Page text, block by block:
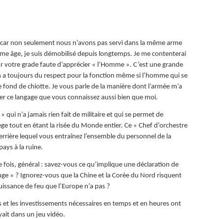
non seulement nous n’avons pas servi dans la même arme
âge, je suis démobilisé depuis longtemps. Je me contenterai
grade faute d’apprécier « l’Homme ». C’est une grande
a toujours du respect pour la fonction même si l’homme qui se
de chiotte. Je vous parle de la manière dont l’armée m’a
ce langage que vous connaissez aussi bien que moi.
qui n’a jamais rien fait de militaire et qui se permet de
tout en étant la risée du Monde entier. Ce « Chef d’orchestre
lequel vous entraînez l’ensemble du personnel de la
à la ruine.
fois, général : savez-vous ce qu’implique une déclaration de
» ? Ignorez-vous que la Chine et la Corée du Nord risquent
de feu que l’Europe n’a pas ?
les investissements nécessaires en temps et en heures ont
dans un jeu vidéo.